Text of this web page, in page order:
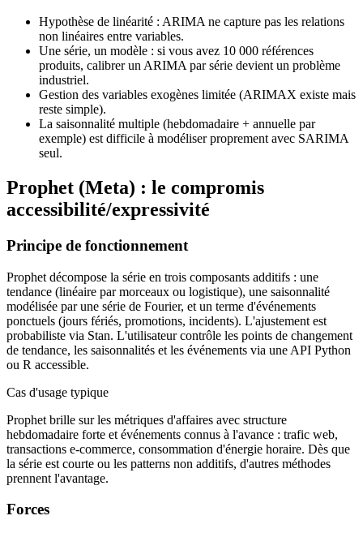
Hypothèse de linéarité : ARIMA ne capture pas les relations
non linéaires entre variables.
Une série, un modèle : si vous avez 10 000 références
produits, calibrer un ARIMA par série devient un problème
industriel.
Gestion des variables exogènes limitée (ARIMAX existe mais
reste simple).
La saisonnalité multiple (hebdomadaire + annuelle par
exemple) est difficile à modéliser proprement avec SARIMA
seul.
Prophet (Meta) : le compromis
accessibilité/expressivité
Principe de fonctionnement
Prophet décompose la série en trois composants additifs : une
tendance (linéaire par morceaux ou logistique), une saisonnalité
modélisée par une série de Fourier, et un terme d'événements
ponctuels (jours fériés, promotions, incidents). L'ajustement est
probabiliste via Stan. L'utilisateur contrôle les points de changement
de tendance, les saisonnalités et les événements via une API Python
ou R accessible.
Cas d'usage typique
Prophet brille sur les métriques d'affaires avec structure
hebdomadaire forte et événements connus à l'avance : trafic web,
transactions e-commerce, consommation d'énergie horaire. Dès que
la série est courte ou les patterns non additifs, d'autres méthodes
prennent l'avantage.
Forces